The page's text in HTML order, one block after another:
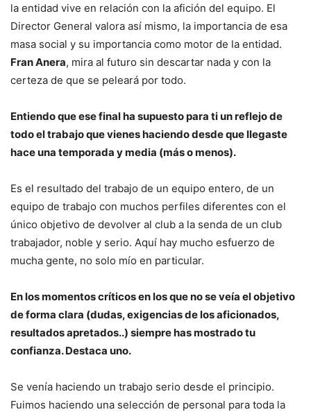
la entidad vive en relación con la afición del equipo. El
Director General valora así mismo, la importancia de esa
masa social y su importancia como motor de la entidad.
Fran Anera, mira al futuro sin descartar nada y con la
certeza de que se peleará por todo.
Entiendo que ese final ha supuesto para ti un reflejo de
todo el trabajo que vienes haciendo desde que llegaste
hace una temporada y media (más o menos).
Es el resultado del trabajo de un equipo entero, de un
equipo de trabajo con muchos perfiles diferentes con el
único objetivo de devolver al club a la senda de un club
trabajador, noble y serio. Aquí hay mucho esfuerzo de
mucha gente, no solo mío en particular.
En los momentos críticos en los que no se veía el objetivo
de forma clara (dudas, exigencias de los aficionados,
resultados apretados..) siempre has mostrado tu
confianza. Destaca uno.
Se venía haciendo un trabajo serio desde el principio.
Fuimos haciendo una selección de personal para toda la